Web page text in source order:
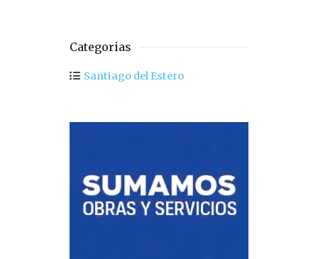
Categorias
Santiago del Estero